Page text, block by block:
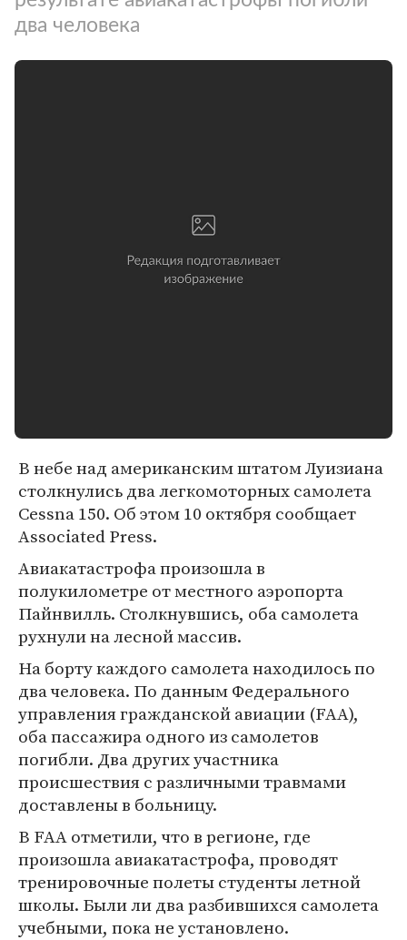
два человека
В небе над американским штатом Луизиана
столкнулись два легкомоторных самолета
Cessna 150. Об этом 10 октября сообщает
Associated Press.
Авиакатастрофа произошла в
полукилометре от местного аэропорта
Пайнвилль. Столкнувшись, оба самолета
рухнули на лесной массив.
На борту каждого самолета находилось по
два человека. По данным Федерального
управления гражданской авиации (FAA),
оба пассажира одного из самолетов
погибли. Два других участника
происшествия с различными травмами
доставлены в больницу.
В FAA отметили, что в регионе, где
произошла авиакатастрофа, проводят
тренировочные полеты студенты летной
школы. Были ли два разбившихся самолета
учебными, пока не установлено.